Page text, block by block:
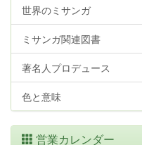
世界のミサンガ
ミサンガ関連図書
著名人プロデュース
色と意味
営業カレンダー